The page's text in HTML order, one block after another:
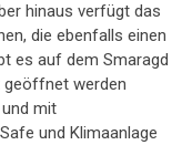
hinaus verfügt das
die ebenfalls einen
es auf dem Smaragd
geöffnet werden
mit
und Klimaanlage